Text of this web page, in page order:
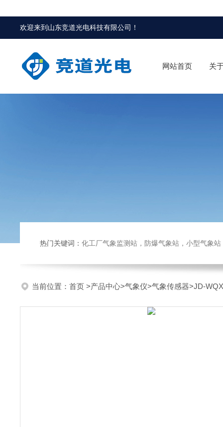
欢迎来到 山东竞道光电科技有限公司 ！
网站首页 关
热门关键词： 化工厂气象监测站，防爆气象站，小型气象站，化
当前位置： 首页 >产品中心>气象仪>气象传感器>JD-